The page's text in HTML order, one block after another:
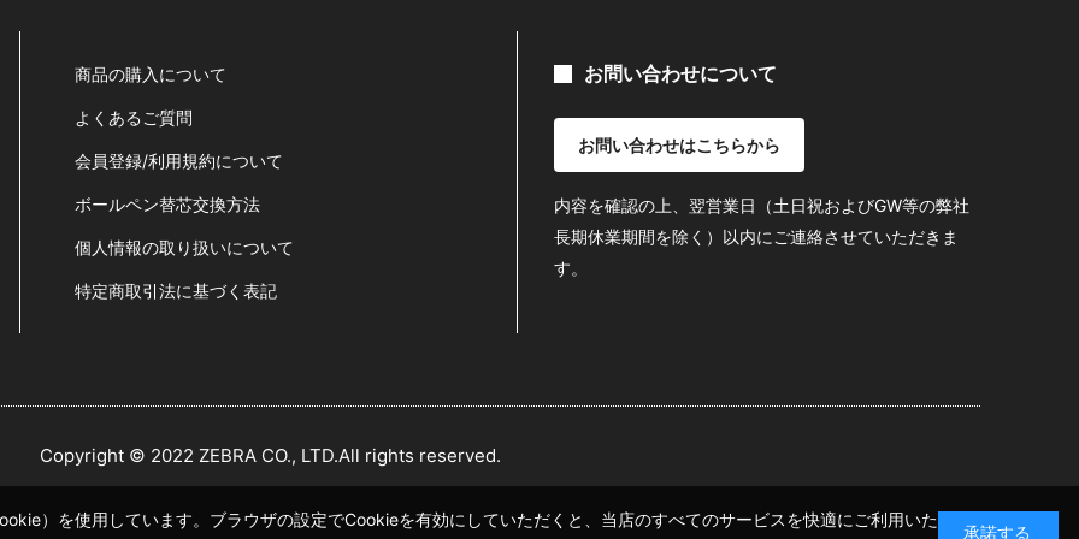
商品の購入について
よくあるご質問
会員登録/利用規約について
ボールペン替芯交換方法
個人情報の取り扱いについて
特定商取引法に基づく表記
お問い合わせについて
お問い合わせはこちらから
内容を確認の上、翌営業日（土日祝およびGW等の弊社
長期休業期間を除く）以内にご連絡させていただきま
す。
Copyright © 2022 ZEBRA CO., LTD.All rights reserved.
）を使用しています。ブラウザの設定でCookieを有効にしていただくと、当店のすべてのサービスを快適にご利用いた
承諾する